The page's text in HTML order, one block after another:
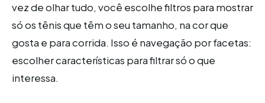
vez de olhar tudo, você escolhe filtros para mostrar
só os tênis que têm o seu tamanho, na cor que
gosta e para corrida. Isso é navegação por facetas:
escolher características para filtrar só o que
interessa.